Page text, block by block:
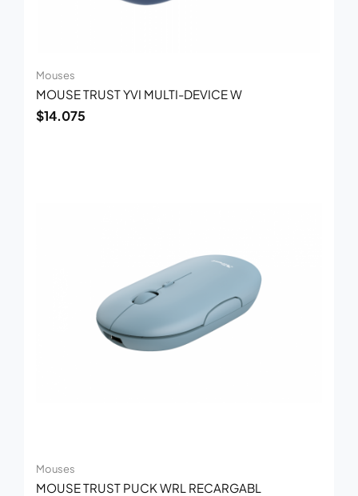
Mouses
MOUSE TRUST YVI MULTI-DEVICE W
$14.075
Mouses
MOUSE TRUST PUCK WRL RECARGABL